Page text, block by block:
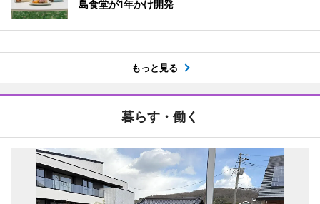
島食堂が1年かけ開発
もっと見る
暮らす・働く